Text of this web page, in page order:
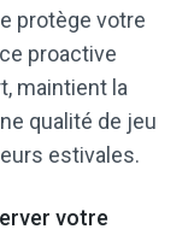
protège votre
proactive
maintient la
qualité de jeu
estivales.
votre